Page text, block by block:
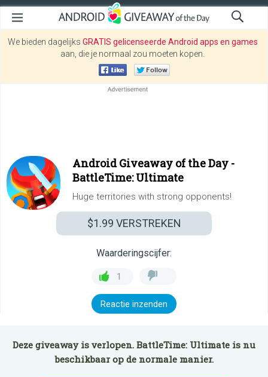
We bieden dagelijks GRATIS gelicenseerde Android apps en games
aan, die je normaal zou moeten kopen.
Android Giveaway of the Day -
BattleTime: Ultimate
Huge territories with strong opponents!
$1.99 VERSTREKEN
Waarderingscijfer:
1
Reactie inzenden
Deze giveaway is verlopen. BattleTime: Ultimate is nu
beschikbaar op de normale manier.